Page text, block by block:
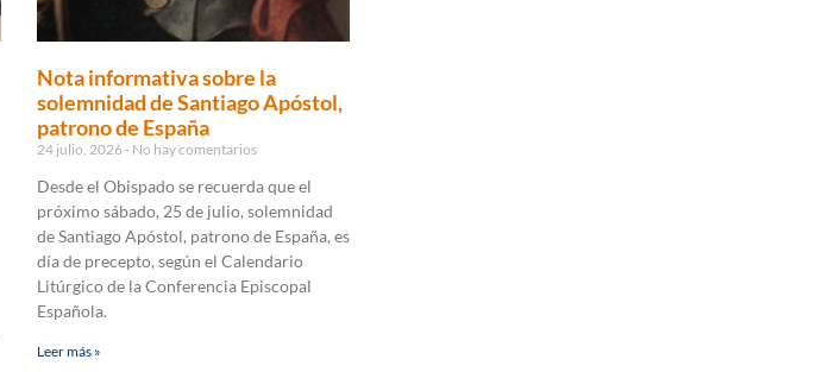
Nota informativa sobre la
solemnidad de Santiago Apóstol,
patrono de España
24 julio, 2026 No hay comentarios
Desde el Obispado se recuerda que el
próximo sábado, 25 de julio, solemnidad
de Santiago Apóstol, patrono de España, es
día de precepto, según el Calendario
Litúrgico de la Conferencia Episcopal
Española.
Leer más »